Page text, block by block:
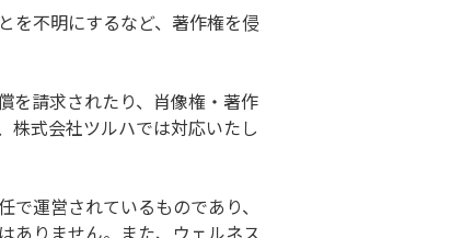
を不明にするなど、著作権を侵
を請求されたり、肖像権・著作
株式会社ツルハでは対応いたし
運営されているものであり、
ありません。また、ウェルネス